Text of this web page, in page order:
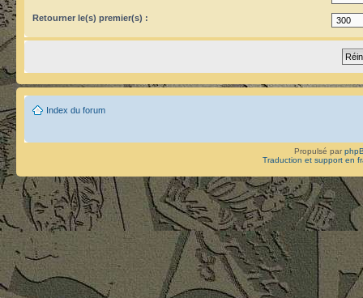
Retourner le(s) premier(s) :
Index du forum
Propulsé par
Traduction et support en